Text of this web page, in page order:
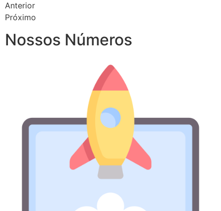
Anterior
Próximo
Nossos Números